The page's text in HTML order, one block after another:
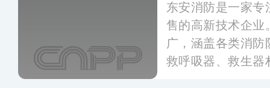
东安消防是一家专
售的高新技术企业
广，涵盖各类消
救呼吸器、救生器